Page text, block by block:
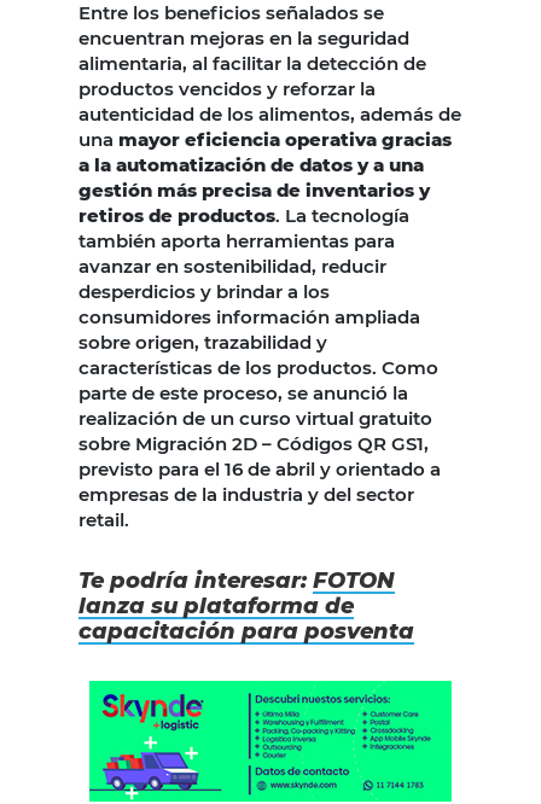
Entre los beneficios señalados se
encuentran mejoras en la seguridad
alimentaria, al facilitar la detección de
productos vencidos y reforzar la
autenticidad de los alimentos, además de
una mayor eficiencia operativa gracias
a la automatización de datos y a una
gestión más precisa de inventarios y
retiros de productos. La tecnología
también aporta herramientas para
avanzar en sostenibilidad, reducir
desperdicios y brindar a los
consumidores información ampliada
sobre origen, trazabilidad y
características de los productos. Como
parte de este proceso, se anunció la
realización de un curso virtual gratuito
sobre Migración 2D – Códigos QR GS1,
previsto para el 16 de abril y orientado a
empresas de la industria y del sector
retail.
Te podría interesar: FOTON
lanza su plataforma de
capacitación para posventa